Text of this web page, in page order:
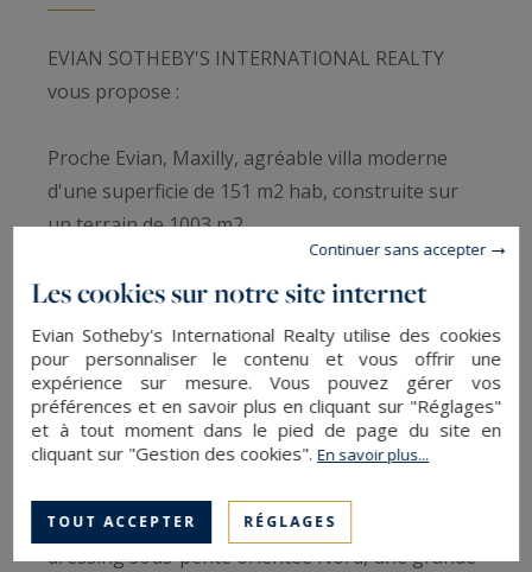
EVIAN SOTHEBY'S INTERNATIONAL REALTY
vous propose :
Proche Evian, Maxilly, agréable villa moderne
d'une superficie de 151 m2 hab, construite sur
un terrain de 1003 m2.
Comprenant Au RDC : Une entrée, un espace de
rangement, placards d’entrée, une cuisine
équipée ouverte sur un grand séjour / salle à
manger orienté N/S/O, avec accès à la terrasse
semi-couverte et au jardin, une chambre/ bureau
orientée Est et un WC indépendant.
orientée Nord avec vue lac, une petite chambre/
dressing sous-pente orientée Nord, une grande
Les cookies sur notre site internet
Evian Sotheby's International Realty utilise des cookies
pour personnaliser le contenu et vous offrir une
expérience sur mesure. Vous pouvez gérer vos
préférences et en savoir plus en cliquant sur "Réglages"
et à tout moment dans le pied de page du site en
cliquant sur "Gestion des cookies".En savoir plus...
TOUT ACCEPTER RÉGLAGES
Continuer sans accepter